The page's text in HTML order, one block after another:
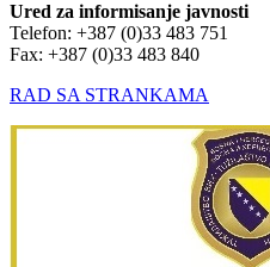
Ured za informisanje javnosti
Telefon: +387 (0)33 483 751
Fax: +387 (0)33 483 840
RAD SA STRANKAMA